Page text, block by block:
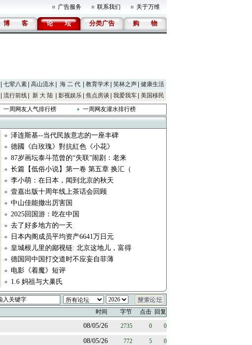
广告服务 联系我们 关于万维
博 客 论 坛 分类广告 购 物
七荤八素 高山流水 海 二 代 教育学术 笑林之声 健康生活
流行前线 新 大 陆 影视娱乐 焦点房谈 我爱我车 美国移民
一周网友人气排行榜 一周网友灌水排行榜
泽连斯基--当代民族意志的一座丰碑
德國《白玫瑰》對抗紅色《小花》
87岁画坛泰斗范曾的“失联”闹剧：老来
长篇【低俗小说】第一卷 第五章 换汇（
李小萌：在日本，闻到北京的秋天
壹嘉出版十周年线上茶话会回顾
中山佳能撤出厉害国
2025回国游：吃在中国
去了好多地方的一天
日本内阁成员平均资产6641万日元
皇城根儿里的鄙视链: 北京这地儿，富得
德国同中国打交道时不应妄自菲薄
电影《着魔》短评
1.6 妈祖与大巢氏
时间 字节 点击 回复
08/05/26 2735 0 0
08/05/26 772 5 0